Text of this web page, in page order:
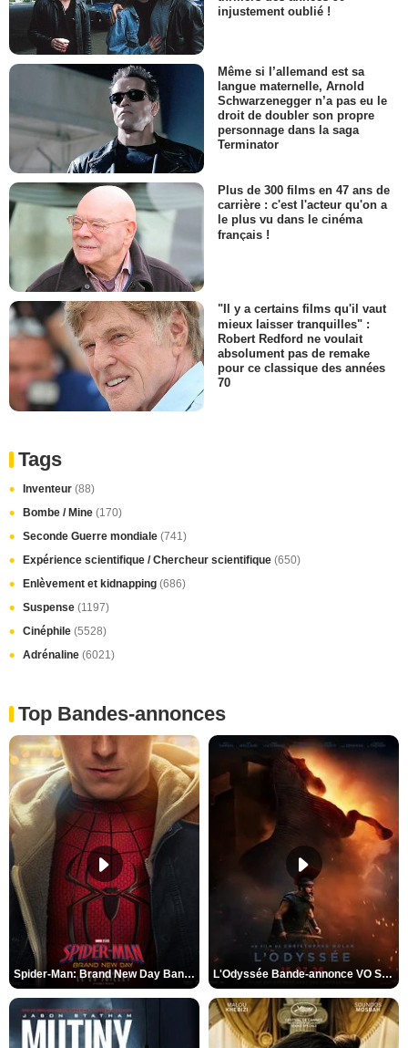
injustement oublié !
Même si l’allemand est sa
langue maternelle, Arnold
Schwarzenegger n’a pas eu le
droit de doubler son propre
personnage dans la saga
Terminator
Plus de 300 films en 47 ans de
carrière : c'est l'acteur qu'on a
le plus vu dans le cinéma
français !
"Il y a certains films qu'il vaut
mieux laisser tranquilles" :
Robert Redford ne voulait
absolument pas de remake
pour ce classique des années
70
Tags
Inventeur (88)
Bombe / Mine (170)
Seconde Guerre mondiale (741)
Expérience scientifique / Chercheur scientifique (650)
Enlèvement et kidnapping (686)
Suspense (1197)
Cinéphile (5528)
Adrénaline (6021)
Top Bandes-annonces
Spider-Man: Brand New Day Bande-annonce VO STFR L'Odyssée Bande-annonce VO STFR